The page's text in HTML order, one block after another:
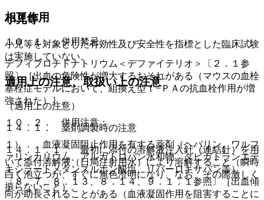
小児等
小児等を対象とした有効性及び安全性を指標とした臨床試験
は実施していない。
適用上の注意、取扱い上の注意
（適用上の注意）
１４．１． 薬剤調製時の注意
１４．１．１． 最初に添付の溶解液注入針（連結針）を用
いて添付溶解液（日局注射用水）により溶解すること（瞬時
白く泡立つが、すぐに無色澄明になり、なお、その際激しく
振らないこと）。
相互作用
１０．１． 併用禁忌：
デフィブロチドナトリウム＜デファイテリオ＞〔２．１参
照〕［出血の危険性が増大するおそれがある（マウスの血栓
塞栓症モデルにおいて、組換え型ｔ−ＰＡの抗血栓作用が増
強された）］。
１０．２． 併用注意：
１）． 血液凝固阻止作用を有する薬剤（ヘパリン、ワルフ
ァリンカリウム、アルガトロバン水和物、ダビガトランエテ
キシラートメタンスルホン酸塩、リバーロキサバン等）
〔８．７、８．１３、８．１４、９．１．１参照〕［出血傾
向が助長されることがある（血液凝固作用を阻害することに